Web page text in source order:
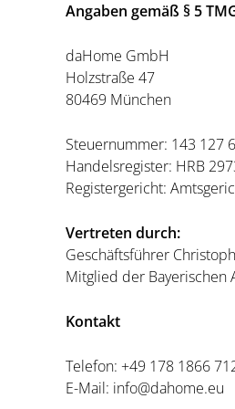
Angaben gemäß § 5
daHome GmbH
Holzstraße 47
80469 München
Steuernummer: 143 127
Handelsregister: HRB
Registergericht:
Vertreten durch:
Geschäftsführer
Mitglied der Bayerischen
Kontakt
Telefon: +49 178 1866
E-Mail: info@dahome.eu